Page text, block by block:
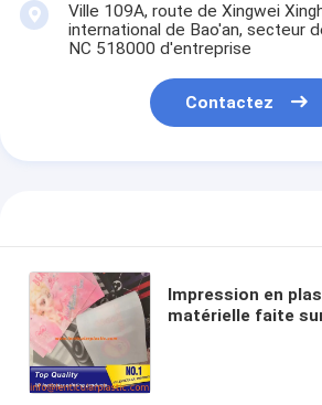
Ville 109A, route de Xingwei
international de Bao'an, secteur
NC 518000 d'entreprise
Contactez
Impression en
matérielle faite